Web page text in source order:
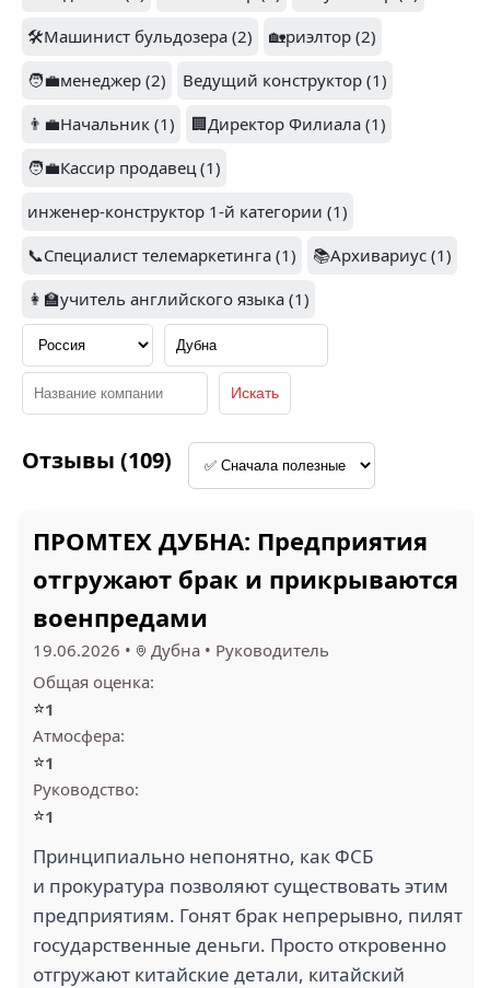
ПРОМТЕХ ДУБНА (6) ТАРИС (4)
ТЕЛЕКОМ МПК (3) АТОМГАЗСТРОЙ (3)
ГОРОДСКАЯ
(2)
ПКП АПЕКС (2) АЛЬВАЗО (2)
ОА ПРОМТЕХ ДУБНА
ПАСКАЛЬ МЕДИКАЛ
(2) ПТО ГХ (2)
🛠️Машинист бульдозера (2)
🏡риэлтор (2)
🧑‍💼менеджер (2)
Ведущий конструктор (1)
👨‍💼Начальник (1)
🏢Директор Филиала (1)
🧑‍💼Кассир продавец (1)
инженер-конструктор 1-й категории (1)
📞Специалист телемаркетинга (1)
📚Архивариус (1)
👩‍🏫учитель английского языка (1)
Отзывы (109)
ПРОМТЕХ ДУБНА: Предприятия
отгружают брак и прикрываются
военпредами
19.06.2026 • Дубна • Руководитель
Общая оценка:
⭐1
Атмосфера:
⭐1
Руководство:
⭐1
Принципиально непонятно, как ФСБ
и прокуратура позволяют существовать этим
предприятиям. Гонят брак непрерывно, пилят
государственные деньги. Просто откровенно
отгружают китайские детали, китайский